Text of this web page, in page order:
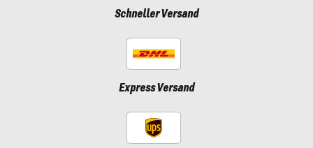
Schneller Versand
Express Versand